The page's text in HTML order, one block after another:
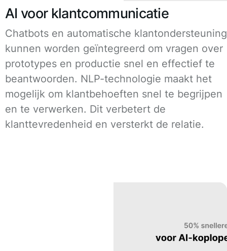
AI voor klantcommunicatie
Chatbots en automatische klantondersteuning
kunnen worden geïntegreerd om vragen over
prototypes en productie snel en effectief te
beantwoorden. NLP-technologie maakt het
mogelijk om klantbehoeften snel te begrijpen
en te verwerken. Dit verbetert de
klanttevredenheid en versterkt de relatie.